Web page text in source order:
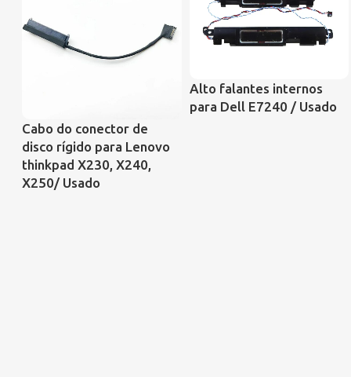
Cabo do conector de
disco rígido para Lenovo
thinkpad X230, X240,
X250/ Usado
Alto falantes internos
para Dell E7240 / Usado